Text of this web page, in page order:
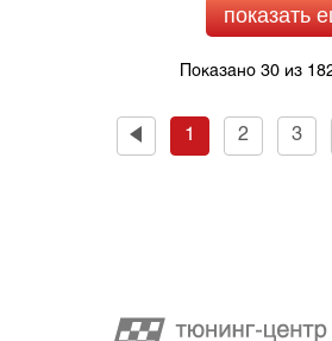
показать
Показано 30 из
1 2 3